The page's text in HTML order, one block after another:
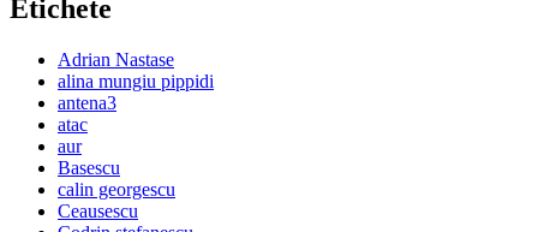
Etichete
Adrian Nastase
alina mungiu pippidi
antena3
atac
aur
Basescu
calin georgescu
Ceausescu